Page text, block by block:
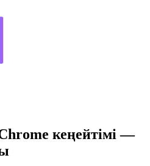
кеңейтімі —